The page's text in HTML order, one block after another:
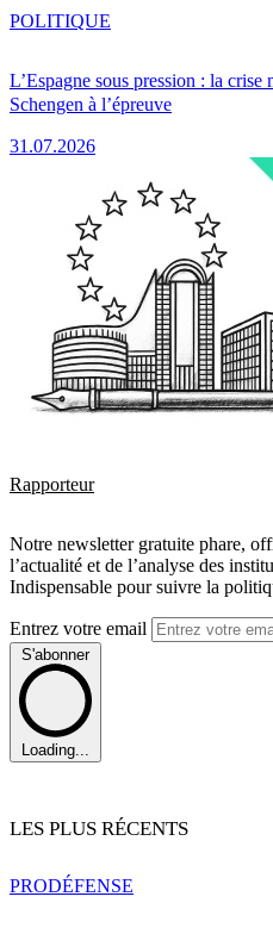
L’Espagne sous pression : la crise
Schengen à l’épreuve
31.07.2026
POLITIQUE
Rapporteur
Notre newsletter gratuite phare,
l’actualité et de l’analyse des
Indispensable pour suivre la
Entrez votre email
S'abonner
Loading...
LES PLUS RÉCENTS
PRODÉFENSE